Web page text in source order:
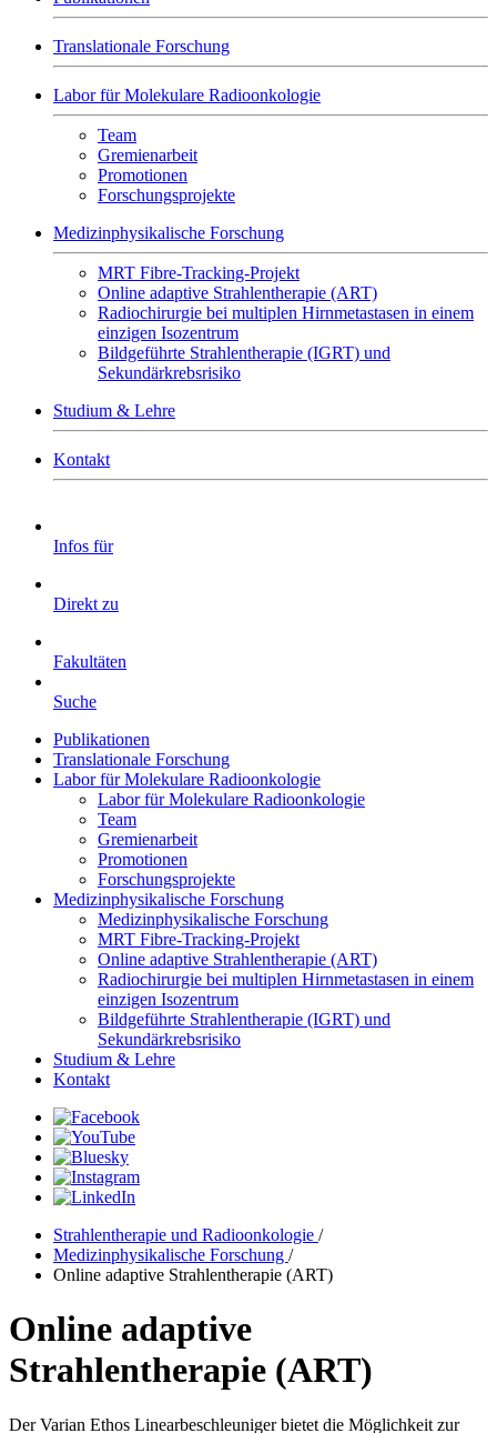
Translationale Forschung
Labor für Molekulare Radioonkologie
Team
Gremienarbeit
Promotionen
Forschungsprojekte
Medizinphysikalische Forschung
MRT Fibre-Tracking-Projekt
Online adaptive Strahlentherapie (ART)
Radiochirurgie bei multiplen Hirnmetastasen in einem
einzigen Isozentrum
Bildgeführte Strahlentherapie (IGRT) und
Sekundärkrebsrisiko
Studium & Lehre
Kontakt
Infos für
Direkt zu
Fakultäten
Suche
Publikationen
Translationale Forschung
Labor für Molekulare Radioonkologie
Labor für Molekulare Radioonkologie
Team
Gremienarbeit
Promotionen
Forschungsprojekte
Medizinphysikalische Forschung
Medizinphysikalische Forschung
MRT Fibre-Tracking-Projekt
Online adaptive Strahlentherapie (ART)
Radiochirurgie bei multiplen Hirnmetastasen in einem
einzigen Isozentrum
Bildgeführte Strahlentherapie (IGRT) und
Sekundärkrebsrisiko
Studium & Lehre
Kontakt
Strahlentherapie und Radioonkologie /
Medizinphysikalische Forschung /
Online adaptive Strahlentherapie (ART)
Online adaptive
Strahlentherapie (ART)
Der Varian Ethos Linearbeschleuniger bietet die Möglichkeit zur